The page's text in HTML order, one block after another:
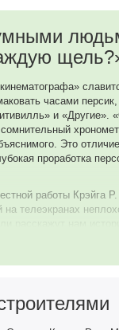
часами
и
Это
проработка
работы Крэйга
телеэкранах
Благодаря
«Дельфин».
Энслина),
и не спят) и